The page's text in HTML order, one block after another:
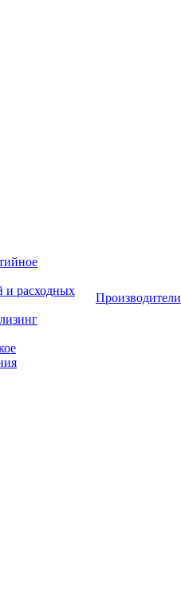
и расходных
Производители